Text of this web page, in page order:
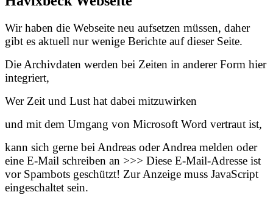
Wir haben die Webseite neu aufsetzen müssen, daher
gibt es aktuell nur wenige Berichte auf dieser Seite.
Die Archivdaten werden bei Zeiten in anderer Form hier
integriert,
Wer Zeit und Lust hat dabei mitzuwirken
und mit dem Umgang von Microsoft Word vertraut ist,
kann sich gerne bei Andreas oder Andrea melden oder
eine E-Mail schreiben an >>> Diese E-Mail-Adresse ist
vor Spambots geschützt! Zur Anzeige muss JavaScript
eingeschaltet sein.